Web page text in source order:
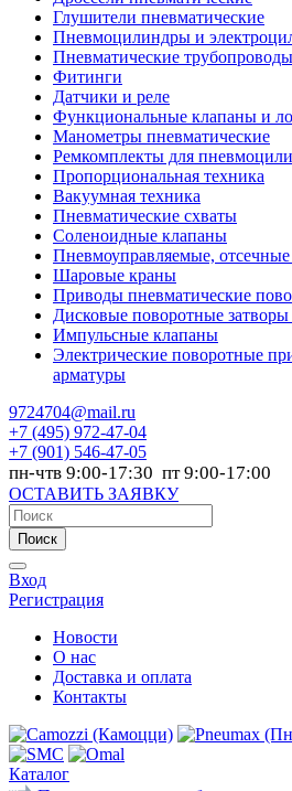
Глушители пневматические
Пневмоцилиндры и
Пневматические трубопроводы
Фитинги
Датчики и реле
Функциональные клапаны и
Манометры пневматические
Ремкомплекты для
Пропорциональная техника
Вакуумная техника
Пневматические схваты
Соленоидные клапаны
Пневмоуправляемые,
Шаровые краны
Приводы пневматические
Дисковые поворотные затворы
Импульсные клапаны
Электрические поворотные
арматуры
9724704@mail.ru
+7 (495) 972-47-04
+7 (901) 546-47-05
пн-чтв 9:00-17:30 пт 9:00-17:00
ОСТАВИТЬ ЗАЯВКУ
Поиск
Вход
Регистрация
Новости
О нас
Доставка и оплата
Контакты
Каталог